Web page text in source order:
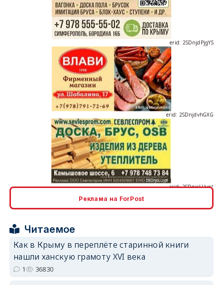
erid: 2SDnjdvhGXG
Реклама на ForPost
Читаемое
Как в Крыму в переплёте старинной книги
нашли ханскую грамоту XVI века
1 36830